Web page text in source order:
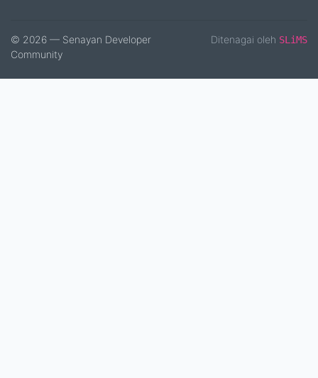
© 2026 — Senayan Developer
Community
Ditenagai oleh SLiMS